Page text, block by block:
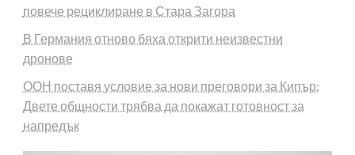
повече рециклиране в Стара Загора
В Германия отново бяха открити неизвестни
дронове
ООН поставя условие за нови преговори за Кипър:
Двете общности трябва да покажат готовност за
напредък